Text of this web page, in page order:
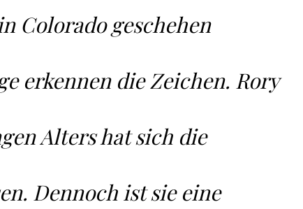
Colorado geschehen
erkennen die Zeichen. Rory
Alters hat sich die
Dennoch ist sie eine